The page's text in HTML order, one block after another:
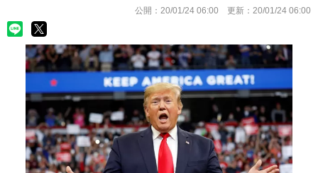
公開： 20/01/24 06:00 更新： 20/01/24 06:00